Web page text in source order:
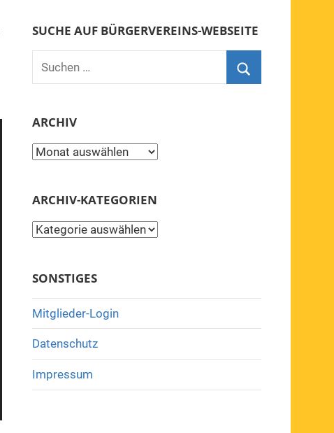
SUCHE AUF BÜRGERVEREINS-WEBSEITE
Suchen
nach:
ARCHIV
Archiv
ARCHIV-KATEGORIEN
Archiv-
SONSTIGES
Mitglieder-Login
Datenschutz
Impressum